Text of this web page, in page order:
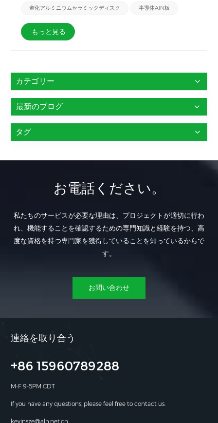
ットディスク 半導体産業に適しています。&nbsp;
窒化アルミニウムセラミックディスク 半導体AlN板
もっと見る
カテゴリー
最新のブログ
タグ
お電話ください。
私たちのサービスが必要な理由は、プロジェクトが適切に行わ
れ、機能することを確認するための専門知識と経験を持つ、高
度な資格を持つ専門家を獲得していることを知っているからで
す。
お問い合わせ
連絡を取り合う
+86 15960789288
M-F 9-5PM CDT
If you have any questions, please feel free to contact us.
kevinsze@aln.net.cn